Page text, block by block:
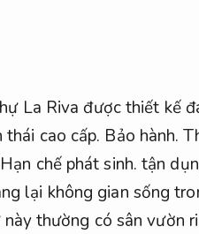
La Riva được thiết kế
cao cấp. Bảo hành.
Hạn chế phát sinh. tận
lại không gian sống
thường có sân vườn